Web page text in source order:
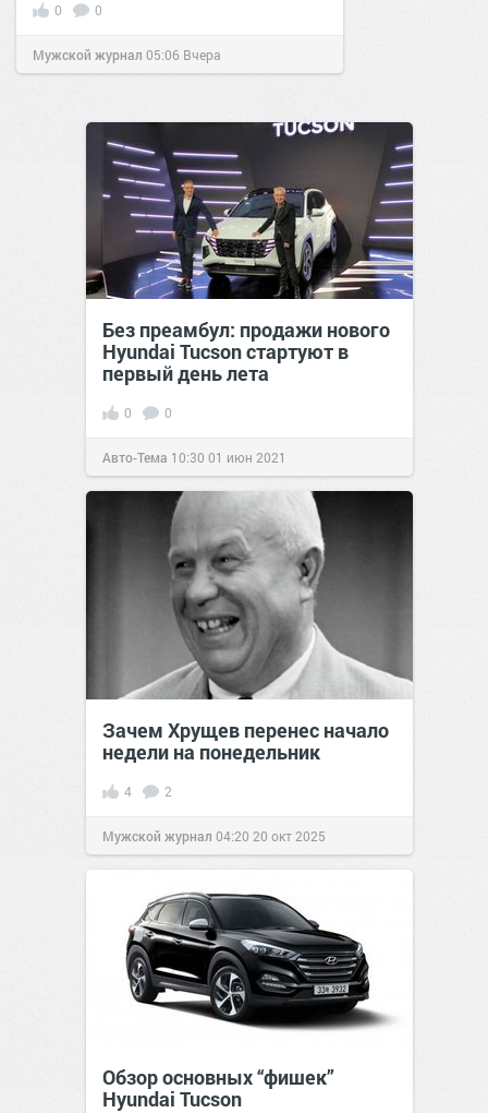
0 0
Мужской журнал 05:06 Вчера
Без преамбул: продажи нового
Hyundai Tucson стартуют в
первый день лета
0 0
Авто-Тема 10:30 01 июн 2021
Зачем Хрущев перенес начало
недели на понедельник
4 2
Мужской журнал 04:20 20 окт 2025
Обзор основных “фишек”
Hyundai Tucson